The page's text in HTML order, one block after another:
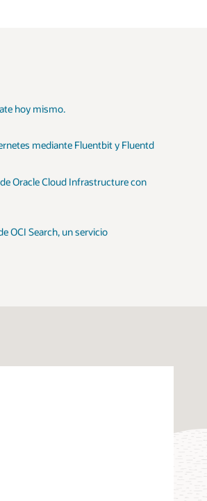
hoy mismo.
mediante Fluentbit y Fluentd
Oracle Cloud Infrastructure con
OCI Search, un servicio